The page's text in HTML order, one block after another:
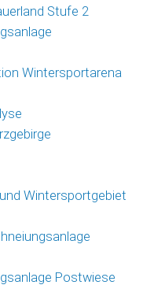
Stufe 2
Wintersportarena
Wintersportgebiet
Postwiese